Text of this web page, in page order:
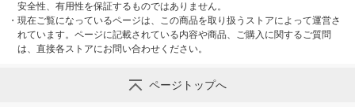
安全性、有用性を保証するものではありません。
・ 現在ご覧になっているページは、この商品を取り扱うストアによって運営さ
れています。ページに記載されている内容や商品、ご購入に関するご質問
は、直接各ストアにお問い合わせください。
ページトップへ